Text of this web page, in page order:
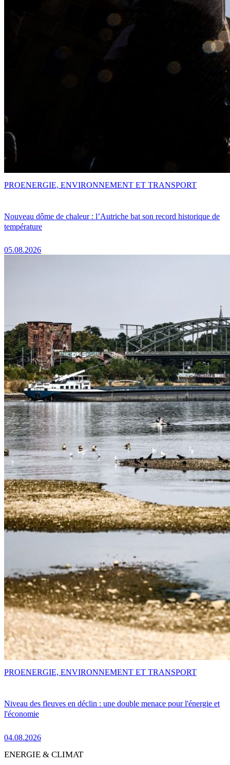
Nouveau dôme de chaleur : l’Autriche bat son record historique de
température
05.08.2026
PROENERGIE, ENVIRONNEMENT ET TRANSPORT
Niveau des fleuves en déclin : une double menace pour l'énergie et
l'économie
04.08.2026
PROENERGIE, ENVIRONNEMENT ET TRANSPORT
ENERGIE & CLIMAT